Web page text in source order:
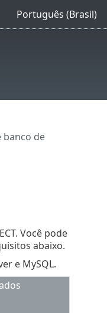
Português (Brasil)
banco de
Você pode
abaixo.
e MySQL.